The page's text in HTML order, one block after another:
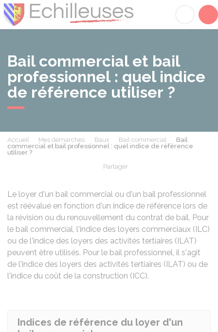
Bail commercial et bail
professionnel : quel indice
de référence utiliser ?
Accueil Mes démarches Baux Bail commercial
Bail
commercial et bail professionnel : quel indice de référence
utiliser ?
Partager
Le loyer d'un bail commercial ou d'un bail professionnel
est réévalué en fonction d'un indice de référence lors de
la révision ou du renouvellement du contrat de bail. Pour
le bail commercial, l'indice des loyers commerciaux (ILC)
ou de l'indice des loyers des activités tertiaires (ILAT)
peuvent être utilisés. Pour le bail professionnel, il s'agit
de l'indice des loyers des activités tertiaires (ILAT) ou de
l'indice du coût de la construction (ICC).
Indices de référence du loyer d'un